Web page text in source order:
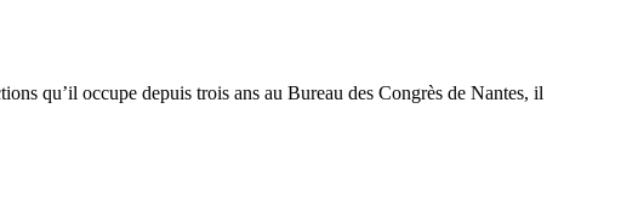
qu’il occupe depuis trois ans au Bureau des Congrès de Nantes, il